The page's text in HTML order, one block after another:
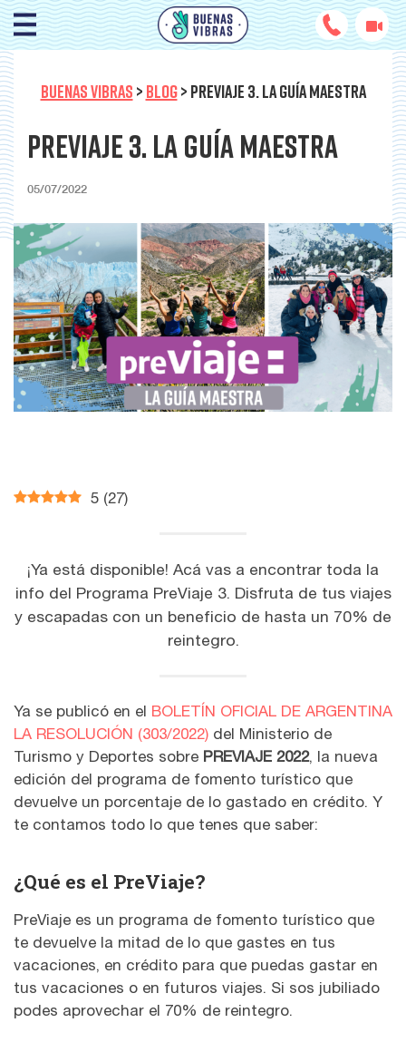
BUENAS VIBRAS > BLOG> PREVIAJE 3. LA GUÍA MAESTRA
PreViaje 3. La guía Maestra
05/07/2022
5 (27)
¡Ya está disponible! Acá vas a encontrar toda la
info del Programa PreViaje 3. Disfruta de tus viajes
y escapadas con un beneficio de hasta un 70% de
reintegro.
Ya se publicó en el BOLETÍN OFICIAL DE ARGENTINA
LA RESOLUCIÓN (303/2022) del Ministerio de
Turismo y Deportes sobre PREVIAJE 2022, la nueva
edición del programa de fomento turístico que
devuelve un porcentaje de lo gastado en crédito. Y
te contamos todo lo que tenes que saber:
¿Qué es el PreViaje?
PreViaje es un programa de fomento turístico que
te devuelve la mitad de lo que gastes en tus
vacaciones, en crédito para que puedas gastar en
tus vacaciones o en futuros viajes. Si sos jubiliado
podes aprovechar el 70% de reintegro.